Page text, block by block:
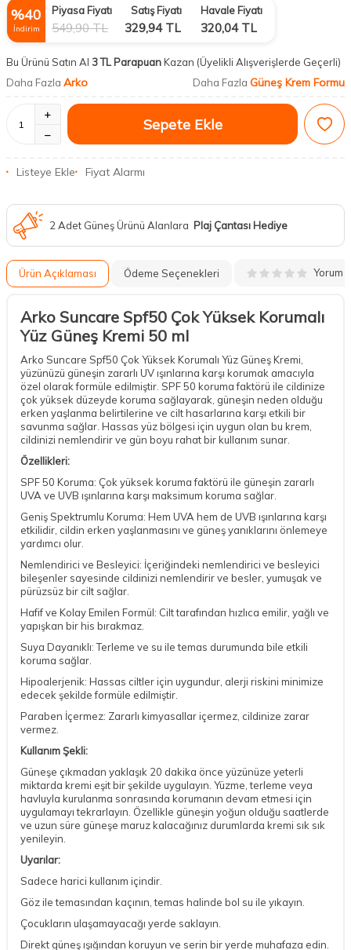
%40
İndirim
Piyasa Fiyatı
549,90TL
Satış Fiyatı
329,94TL
Havale Fiyatı
320,04TL
Bu Ürünü Satın Al 3 TL ParapuanKazan (Üyelikli Alışverişlerde Geçerli)
Daha Fazla Arko Daha Fazla Güneş Krem Formu
Sepete Ekle
Listeye Ekle Fiyat Alarmı
2 Adet Güneş Ürünü Alanlara Plaj Çantası Hediye
Ürün Açıklaması Ödeme Seçenekleri Yorum
Arko Suncare Spf50 Çok Yüksek Korumalı
Yüz Güneş Kremi 50 ml
Arko Suncare Spf50 Çok Yüksek Korumalı Yüz Güneş Kremi,
yüzünüzü güneşin zararlı UV ışınlarına karşı korumak amacıyla
özel olarak formüle edilmiştir. SPF 50 koruma faktörü ile cildinize
çok yüksek düzeyde koruma sağlayarak, güneşin neden olduğu
erken yaşlanma belirtilerine ve cilt hasarlarına karşı etkili bir
savunma sağlar. Hassas yüz bölgesi için uygun olan bu krem,
cildinizi nemlendirir ve gün boyu rahat bir kullanım sunar.
Özellikleri:
SPF 50 Koruma: Çok yüksek koruma faktörü ile güneşin zararlı
UVA ve UVB ışınlarına karşı maksimum koruma sağlar.
Geniş Spektrumlu Koruma: Hem UVA hem de UVB ışınlarına karşı
etkilidir, cildin erken yaşlanmasını ve güneş yanıklarını önlemeye
yardımcı olur.
Nemlendirici ve Besleyici: İçeriğindeki nemlendirici ve besleyici
bileşenler sayesinde cildinizi nemlendirir ve besler, yumuşak ve
pürüzsüz bir cilt sağlar.
Hafif ve Kolay Emilen Formül: Cilt tarafından hızlıca emilir, yağlı ve
yapışkan bir his bırakmaz.
Suya Dayanıklı: Terleme ve su ile temas durumunda bile etkili
koruma sağlar.
Hipoalerjenik: Hassas ciltler için uygundur, alerji riskini minimize
edecek şekilde formüle edilmiştir.
Paraben İçermez: Zararlı kimyasallar içermez, cildinize zarar
vermez.
Kullanım Şekli:
Güneşe çıkmadan yaklaşık 20 dakika önce yüzünüze yeterli
miktarda kremi eşit bir şekilde uygulayın. Yüzme, terleme veya
havluyla kurulanma sonrasında korumanın devam etmesi için
uygulamayı tekrarlayın. Özellikle güneşin yoğun olduğu saatlerde
ve uzun süre güneşe maruz kalacağınız durumlarda kremi sık sık
yenileyin.
Uyarılar:
Sadece harici kullanım içindir.
Göz ile temasından kaçının, temas halinde bol su ile yıkayın.
Çocukların ulaşamayacağı yerde saklayın.
Direkt güneş ışığından koruyun ve serin bir yerde muhafaza edin.